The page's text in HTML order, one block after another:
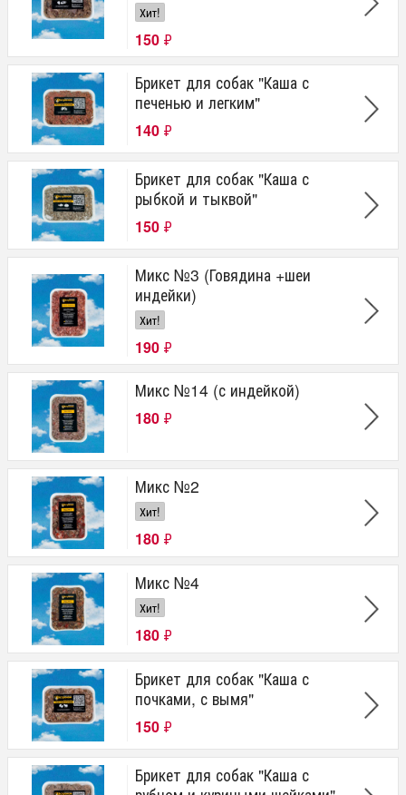
Хит!
150 ₽
Брикет для собак "Каша с
печенью и легким"
140 ₽
Брикет для собак "Каша с
рыбкой и тыквой"
150 ₽
Микс №3 (Говядина +шеи
индейки)
Хит!
190 ₽
Микс №14 (с индейкой)
180 ₽
Микс №2
Хит!
180 ₽
Микс №4
Хит!
180 ₽
Брикет для собак "Каша с
почками, с вымя"
150 ₽
Брикет для собак "Каша с